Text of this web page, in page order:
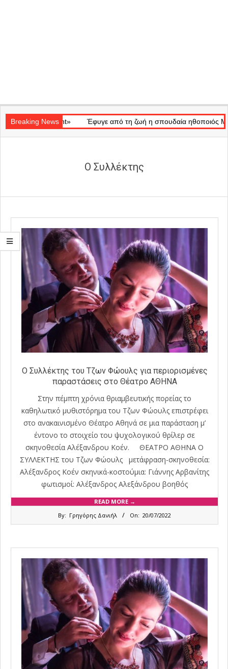
Navigation
Menu
Breaking News
of Light» Έφυγε από τη ζωή η σπουδαία ηθοποιός Μάρω
Ο Συλλέκτης
Ο Συλλέκτης του Τζων Φώουλς για περιορισμένες
παραστάσεις στο Θέατρο ΑΘΗΝΑ
Στην πέμπτη χρόνια θριαμβευτικής πορείας το
καθηλωτικό μυθιστόρημα του Τζων Φώουλς επιστρέφει
στο ανακαινισμένο Θέατρο Αθηνά σε μια παράσταση μ’
έντονο το στοιχείο του ψυχολογικού θρίλερ σε
σκηνοθεσία Αλέξανδρου Κοέν. ΘΕΑΤΡΟ ΑΘΗΝΑ Ο
ΣΥΛΛΕΚΤΗΣ του Τζων Φώουλς μετάφραση-σκηνοθεσία:
Αλέξανδρος Κοέν σκηνικά-κοστούμια: Γιάννης Αρβανίτης
φωτισμοί: Αλέξανδρος Αλεξάνδρου βοηθός
READ MORE →
By: Γρηγόρης Δανιήλ On: 20/07/2022